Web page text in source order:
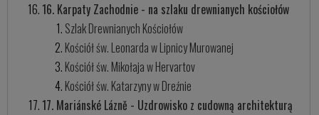
16. Karpaty Zachodnie - na szlaku drewnianych kościołów
Szlak Drewnianych Kościołów
Kościół św. Leonarda w Lipnicy Murowanej
Kościół św. Mikołaja w Hervartov
Kościół św. Katarzyny w Dreźnie
17. Mariánské Lázně - Uzdrowisko z cudowną architekturą